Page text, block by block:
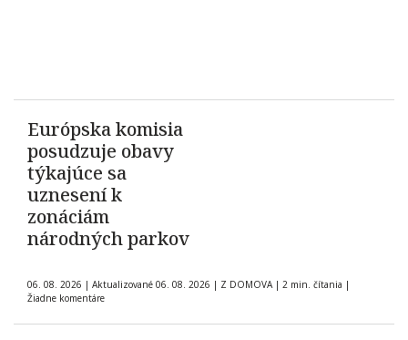
Európska komisia
posudzuje obavy
týkajúce sa
uznesení k
zonáciám
národných parkov
06. 08. 2026 | Aktualizované 06. 08. 2026 | Z DOMOVA | 2 min. čítania |
Žiadne komentáre